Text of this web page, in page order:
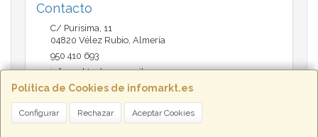
Política de Cookies de infomarkt.es
Configurar Rechazar Aceptar Cookies
Contacto
C/ Purisima, 11
04820 Vélez Rubio, Almería
950 410 693
infomarktvelez@gmail.com
Horario